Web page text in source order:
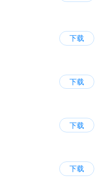
下载
下载
下载
下载